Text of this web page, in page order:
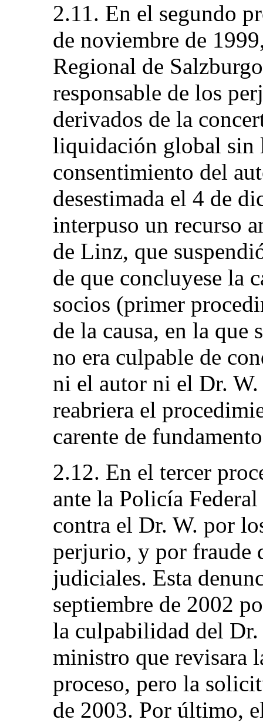
2.11. En el segundo
de noviembre de
Regional de
responsable de los
derivados de la
liquidación global sin
consentimiento del
desestimada el 4 de
interpuso un recurso
de Linz, que
de que concluyese la
socios (primer
de la causa, en la que
no era culpable de
ni el autor ni el Dr.
reabriera el
carente de
2.12. En el tercer
ante la Policía
contra el Dr. W. por
perjurio, y por fraude
judiciales. Esta
septiembre de 2002
la culpabilidad del
ministro que revisara
proceso, pero la
de 2003. Por último,